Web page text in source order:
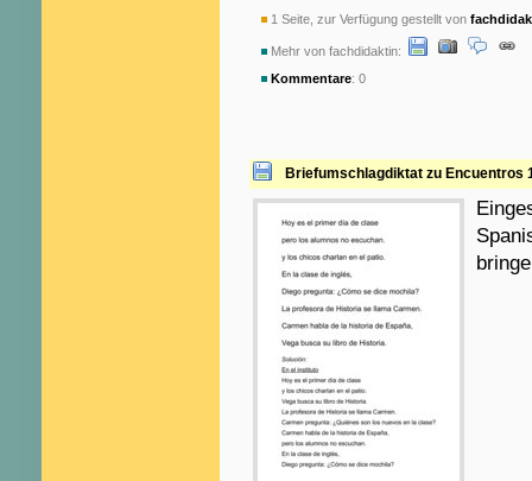
1 Seite, zur Verfügung gestellt von
Mehr von fachdidaktin:
Kommentare: 0
Briefumschlagdiktat zu Encuentros